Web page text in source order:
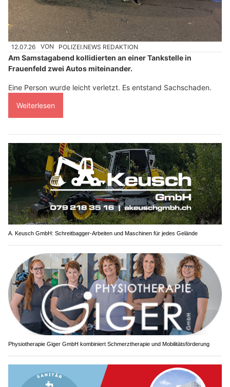
12.07.26 VON POLIZEI.NEWS REDAKTION
Am Samstagabend kollidierten an einer Tankstelle in
Frauenfeld zwei Autos miteinander.
Eine Person wurde leicht verletzt. Es entstand Sachschaden.
Weiterlesen
A. Keusch GmbH: Schreitbagger-Arbeiten und Maschinen für jedes Gelände
Physiotherapie Giger GmbH kombiniert Schmerztherapie und Mobilitätsförderung